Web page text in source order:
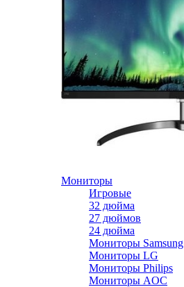
Мониторы
Игровые
32 дюйма
27 дюймов
24 дюйма
Мониторы Samsung
Мониторы LG
Мониторы Philips
Мониторы AOC